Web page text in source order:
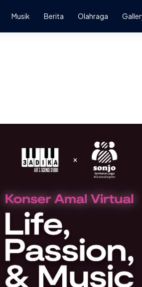
Musik Berita Olahraga